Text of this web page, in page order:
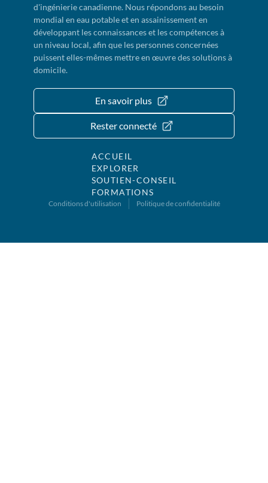
d'ingénierie canadienne. Nous répondons au besoin
mondial en eau potable et en assainissement en
développant les connaissances et les compétences à
un niveau local, afin que les personnes concernées
puissent elles-mêmes mettre en œuvre des solutions à
domicile.
En savoir plus
Rester connecté
ACCUEIL
EXPLORER
SOUTIEN-CONSEIL
FORMATIONS
Conditions d'utilisation Politique de confidentialité